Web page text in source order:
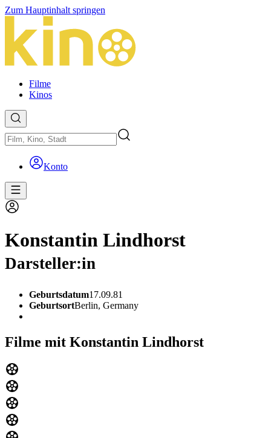
Zum Hauptinhalt springen
Filme
Kinos
Konto
Konstantin Lindhorst
Darsteller:in
Geburtsdatum17.09.81
GeburtsortBerlin, Germany
Filme mit Konstantin Lindhorst